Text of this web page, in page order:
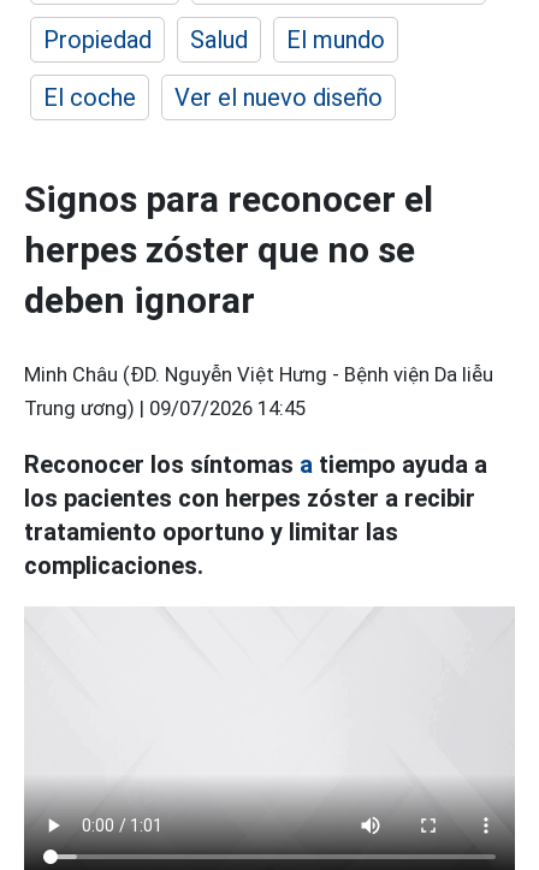
Propiedad
Salud
El mundo
El coche
Ver el nuevo diseño
Signos para reconocer el
herpes zóster que no se
deben ignorar
Minh Châu (ĐD. Nguyễn Việt Hưng - Bệnh viện Da liễu
Trung ương) | 09/07/2026 14:45
Reconocer los síntomas a tiempo ayuda a
los pacientes con herpes zóster a recibir
tratamiento oportuno y limitar las
complicaciones.